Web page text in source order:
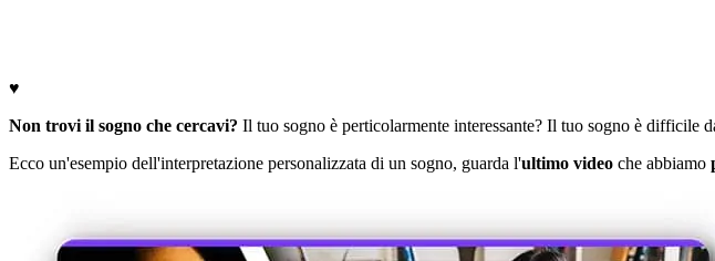
♥
Non trovi il sogno che cercavi? Il tuo sogno è perticolarmente interessante? Il tuo sogno è difficile
Ecco un'esempio dell'interpretazione personalizzata di un sogno, guarda l'ultimo video che abbiamo